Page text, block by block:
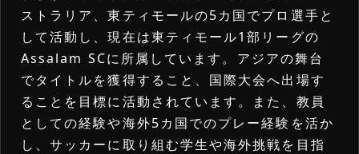
ストラリア、東ティモールの5カ国でプロ選手と
して活動し、現在は東ティモール1部リーグの
Assalam SCに所属しています。アジアの舞台
でタイトルを獲得すること、国際大会へ出場す
ることを目標に活動されています。また、教員
としての経験や海外5カ国でのプレー経験を活か
し、サッカーに取り組む学生や海外挑戦を目指